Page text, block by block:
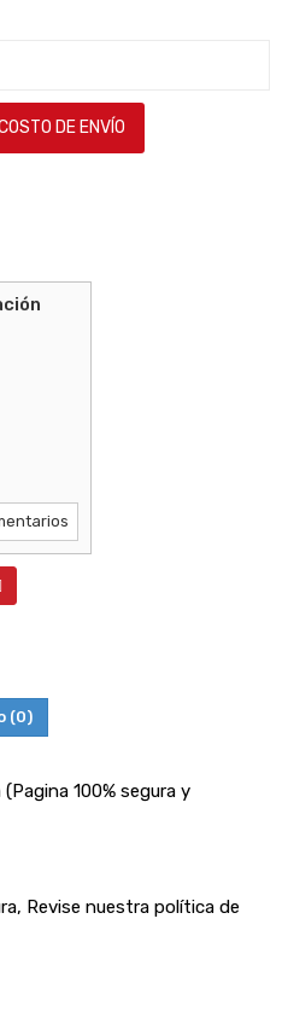
DE ENVÍO
(0)
100% segura y
Revise nuestra política de